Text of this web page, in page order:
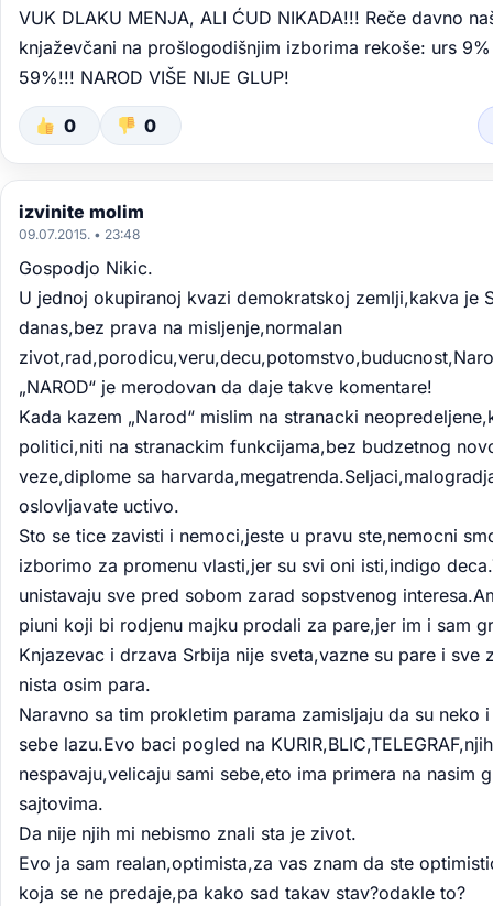
VUK DLAKU MENJA, ALI ĆUD NIKADA!!! Reče davno
knjaževčani na prošlogodišnjim izborima rekoše: urs 9%
59%!!! NAROD VIŠE NIJE GLUP!
0 0
izvinite molim
09.07.2015. • 23:48
Gospodjo Nikic.
U jednoj okupiranoj kvazi demokratskoj zemlji,kakva je
danas,bez prava na misljenje,normalan
„NAROD“ je merodovan da daje takve komentare!
Kada kazem „Narod“ mislim na stranacki
politici,niti na stranackim funkcijama,bez budzetnog
veze,diplome sa
oslovljavate uctivo.
Sto se tice zavisti i nemoci,jeste u pravu ste,nemocni
izborimo za promenu vlasti,jer su svi oni isti,indigo
unistavaju sve pred sobom zarad sopstvenog
piuni koji bi rodjenu majku prodali za pare,jer im i sam
Knjazevac i drzava Srbija nije sveta,vazne su pare i sve
nista osim para.
Naravno sa tim prokletim parama zamisljaju da su neko
sebe lazu.Evo baci pogled na
nespavaju,velicaju sami sebe,eto ima primera na nasim
sajtovima.
Da nije njih mi nebismo znali sta je zivot.
Evo ja sam realan,optimista,za vas znam da ste
koja se ne predaje,pa kako sad takav stav?odakle to?